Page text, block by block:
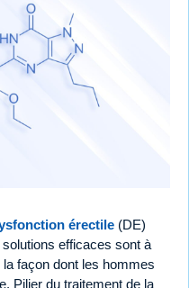
érectile (DE)
efficaces sont à
façon dont les hommes
Pilier du traitement de la